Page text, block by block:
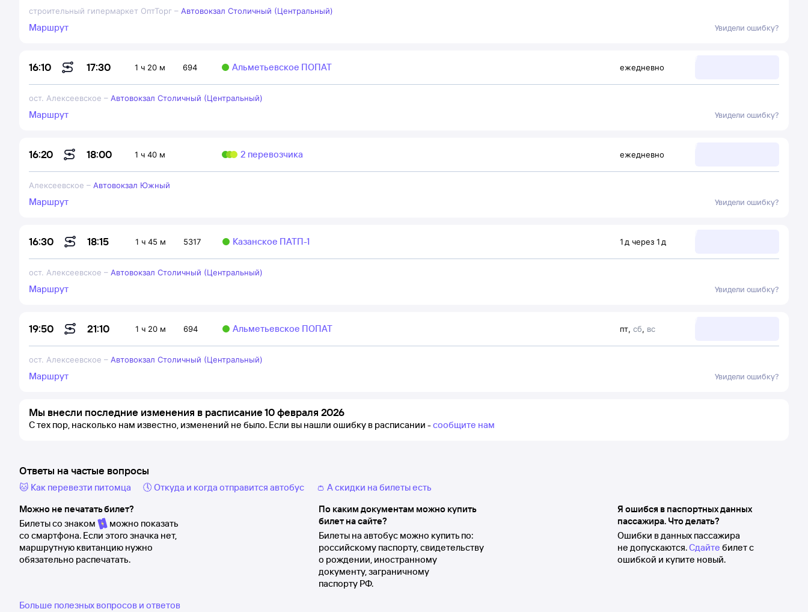
строительный гипермаркет ОптТорг – Автовокзал Столичный (Центральный)
Маршрут Увидели ошибку?
16:10 17:30 1 ч 20 м 694 Альметьевское ПОПАТ ежедневно
ост. Алексеевское – Автовокзал Столичный (Центральный)
Маршрут Увидели ошибку?
16:20 18:00 1 ч 40 м 2 перевозчика ежедневно
Алексеевское – Автовокзал Южный
Маршрут Увидели ошибку?
16:30 18:15 1 ч 45 м 5317 Казанское ПАТП-1 1 д через 1 д
ост. Алексеевское – Автовокзал Столичный (Центральный)
Маршрут Увидели ошибку?
19:50 21:10 1 ч 20 м 694 Альметьевское ПОПАТ пт, сб, вс
ост. Алексеевское – Автовокзал Столичный (Центральный)
Маршрут Увидели ошибку?
Мы внесли последние изменения в расписание 10 февраля 2026
С тех пор, насколько нам известно, изменений не было. Если вы нашли ошибку в расписании -сообщите нам
Ответы на частые вопросы
🐱 Как перевезти питомца 🕔 Откуда и когда отправится автобус
👛 А скидки на билеты есть
Можно не печатать билет?
Билеты со знаком
можно показать
со смартфона. Если этого значка нет,
маршрутную квитанцию нужно
обязательно распечатать.
По каким документам можно купить
билет на сайте?
Билеты на автобус можно купить по:
российскому паспорту, свидетельству
о рождении, иностранному
документу, заграничному
паспорту РФ.
Я ошибся в паспортных данных
пассажира. Что делать?
Ошибки в данных пассажира
не допускаются.Сдайте билет с
ошибкой и купите новый.
Больше полезных вопросов и ответов